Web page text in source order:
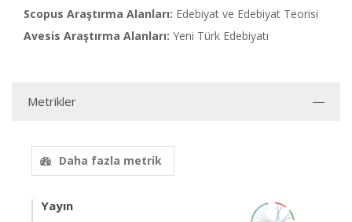
Scopus Araştırma Alanları: Edebiyat ve Edebiyat Teorisi
Avesis Araştırma Alanları: Yeni Türk Edebiyatı
Metrikler
Daha fazla metrik
Yayın